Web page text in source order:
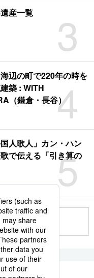
3
産一覧
4
辺の町で220年の時を
築 : WITH
（鎌倉・長谷）
5
人歌人」カン・ハン
で伝える「引き算の